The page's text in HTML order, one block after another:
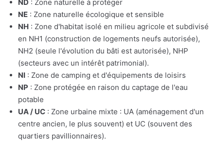
ND : Zone naturelle à protéger
NE : Zone naturelle écologique et sensible
NH : Zone d'habitat isolé en milieu agricole et subdivisé
en NH1 (construction de logements neufs autorisée),
NH2 (seule l'évolution du bâti est autorisée), NHP
(secteurs avec un intérêt patrimonial).
NI : Zone de camping et d'équipements de loisirs
NP : Zone protégée en raison du captage de l'eau
potable
UA / UC : Zone urbaine mixte : UA (aménagement d'un
centre ancien, le plus souvent) et UC (souvent des
quartiers pavillionnaires).